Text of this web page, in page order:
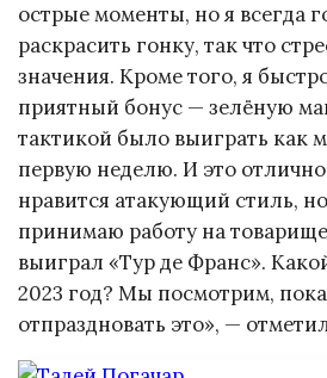
острые моменты, но я всегда
раскрасить гонку, так что
значения. Кроме того, я
приятный бонус — зелёную
тактикой было выиграть как
первую неделю. И это
нравится атакующий стиль,
принимаю работу на
выиграл «Тур де Франс».
2023 год? Мы посмотрим,
отпраздновать это», —